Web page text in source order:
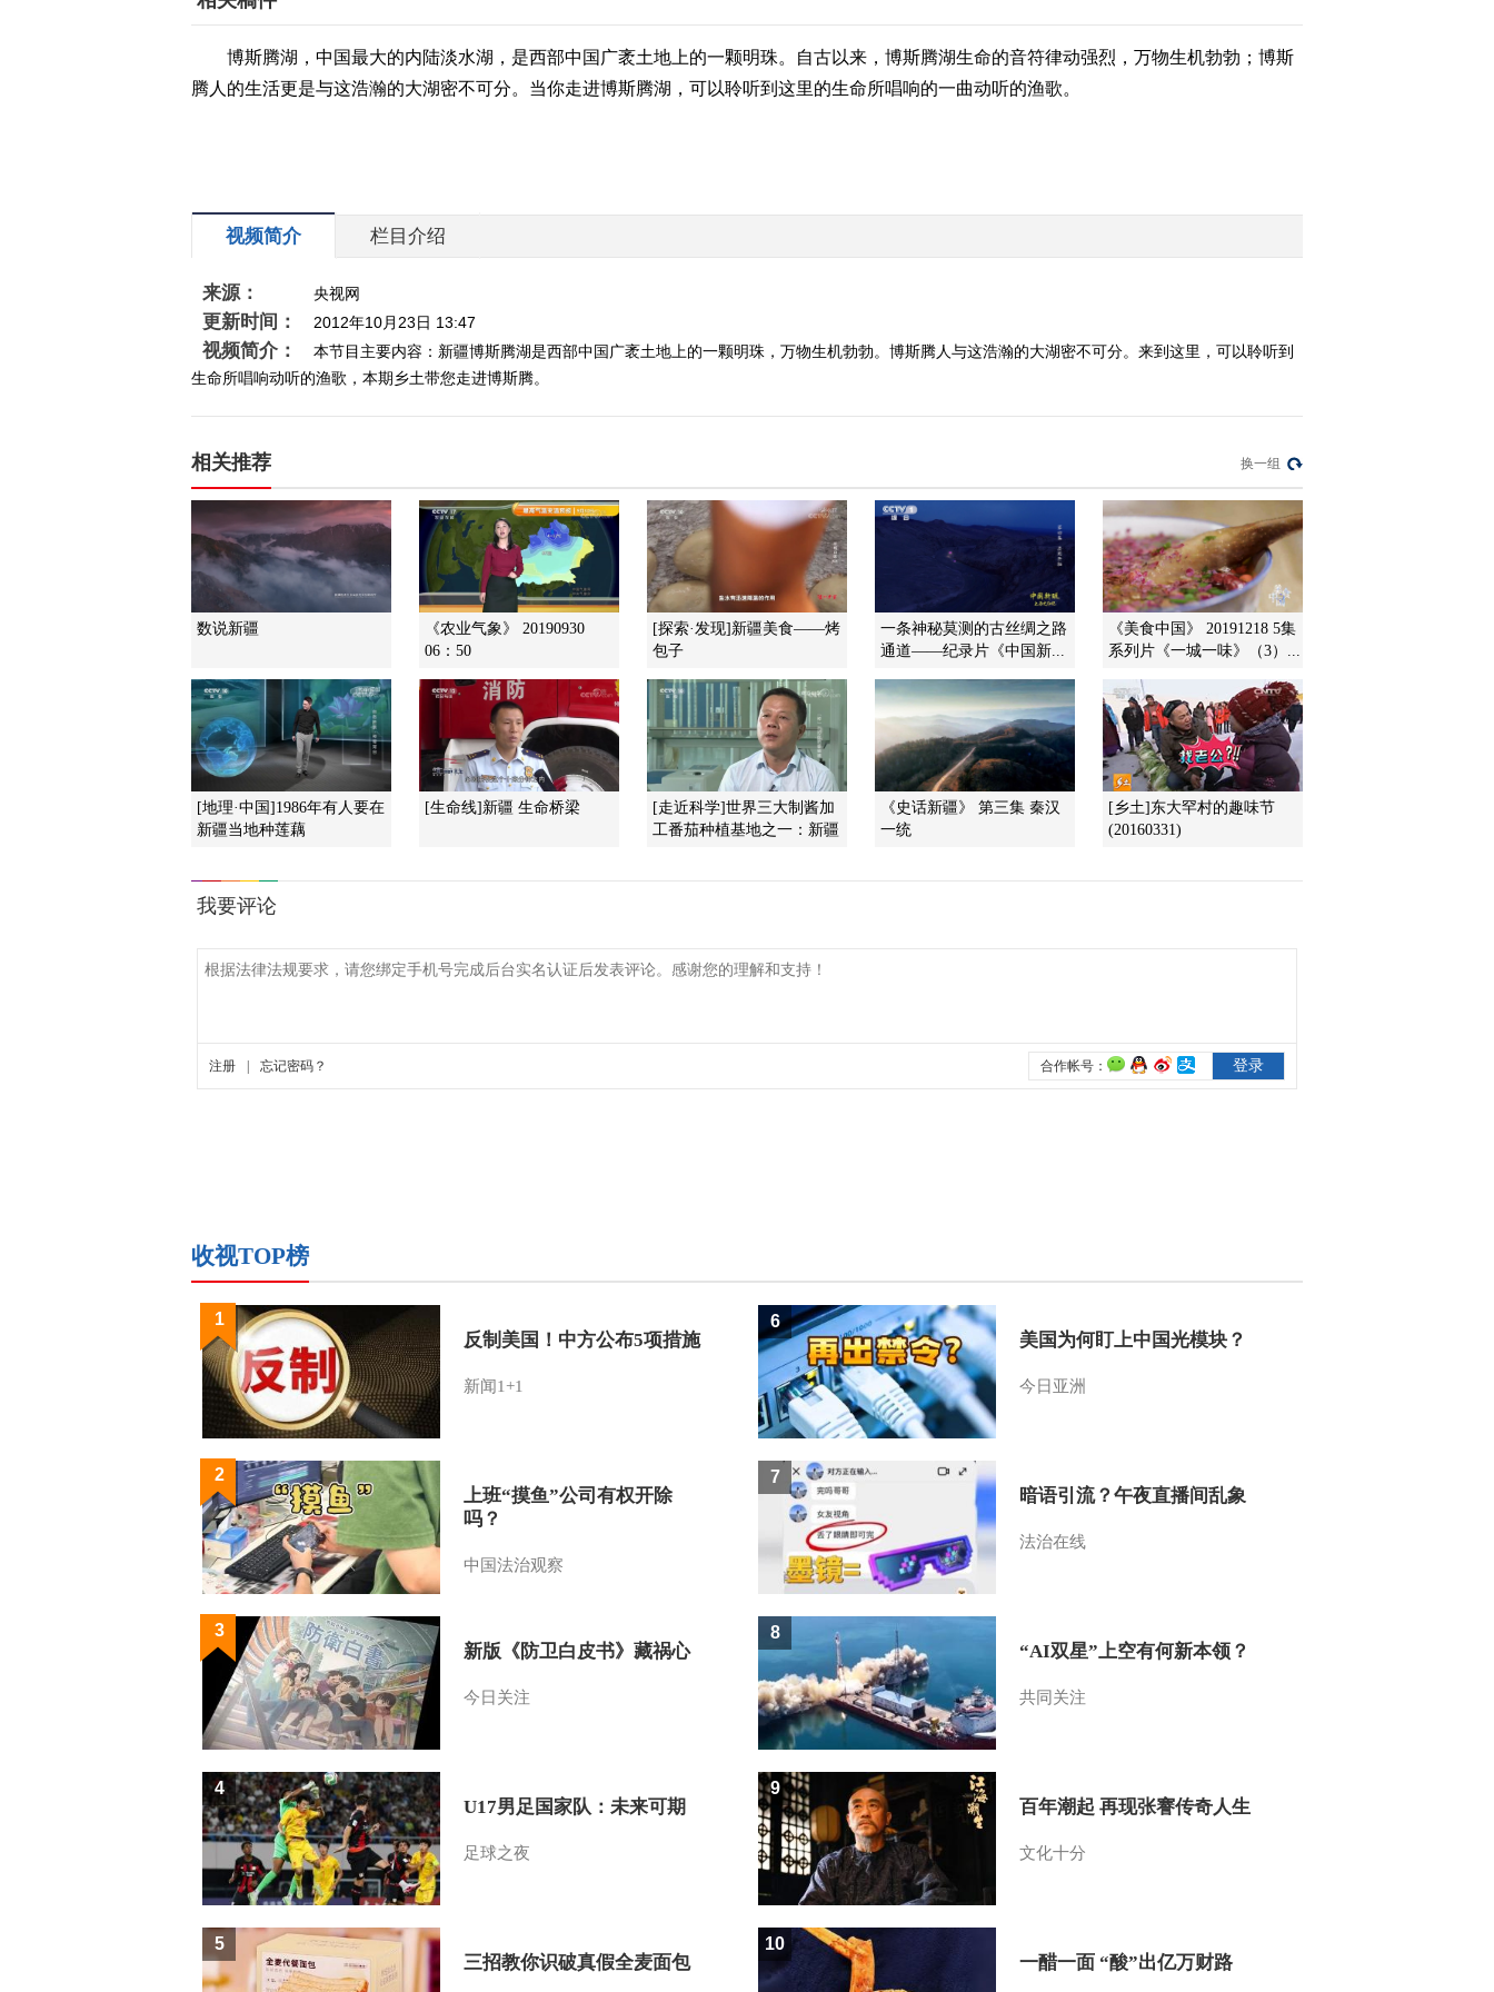
2012-10-18 18:59:36
[乡土]走进延吉
[乡土]定海海岛行
(20121015)
2012-10-12 16:34:06
[乡土]嵩明舞龙女
(20121011)
[乡土]上堡人家
(20121010)
2012-10-10 14:28:42
[乡土]喜欢河豚的人
[乡土]边境上的捕鱼人
[乡土]走进罗源县 走进泰
宁县(20121005)
2012-10-04 14:02:48
(20121003)
2012-09-28 15:55:30
[乡土]走进象山 走进朱泾
(20120925)
博斯腾湖，中国最大的内陆淡水湖，是西部中国广袤土地上的一颗明珠。自古以来，博斯腾湖生命的音符律动强烈，万物生机勃勃；博斯
腾人的生活更是与这浩瀚的大湖密不可分。当你走进博斯腾湖，可以聆听到这里的生命所唱响的一曲动听的渔歌。
视频简介 栏目介绍
来源： 央视网
更新时间： 2012年10月23日 13:47
视频简介：
本节目主要内容：新疆博斯腾湖是西部中国广袤土地上的一颗明珠，万物生机勃勃。博斯腾人与这浩瀚的大湖密不可分。来到这里，可以聆听到
生命所唱响动听的渔歌，本期乡土带您走进博斯腾。
相关推荐 换一组
数说新疆
《农业气象》 20190930
06：50
[探索·发现]新疆美食——烤
包子
一条神秘莫测的古丝绸之路
通道——纪录片《中国新...
《美食中国》 20191218 5集
系列片《一城一味》（3）...
[地理·中国]1986年有人要在
新疆当地种莲藕
[生命线]新疆 生命桥梁
[走近科学]世界三大制酱加
工番茄种植基地之一：新疆
《史话新疆》 第三集 秦汉
一统
[乡土]东大罕村的趣味节
(20160331)
收视TOP榜
反制美国！中方公布5项措施
新闻1+1
1
上班“摸鱼”公司有权开除
吗？
中国法治观察
2
新版《防卫白皮书》藏祸心
今日关注
3
U17男足国家队：未来可期
足球之夜
4
三招教你识破真假全麦面包
5
美国为何盯上中国光模块？
今日亚洲
6
暗语引流？午夜直播间乱象
法治在线
7
“AI双星”上空有何新本领？
共同关注
8
百年潮起 再现张謇传奇人生
文化十分
9
一醋一面 “酸”出亿万财路
10